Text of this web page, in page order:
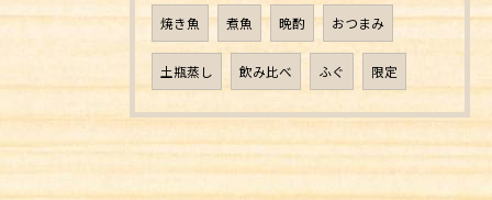
焼き魚 煮魚 晩酌 おつまみ
土瓶蒸し 飲み比べ ふぐ 限定